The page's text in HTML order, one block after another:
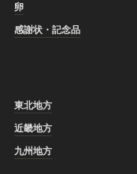
卵
感謝状・記念品
東北地方
近畿地方
九州地方